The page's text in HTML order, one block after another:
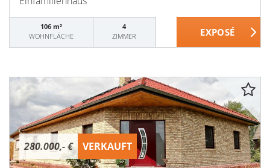
106 m²
WOHNFLÄCHE
4
ZIMMER
280.000,- € VERKAUFT